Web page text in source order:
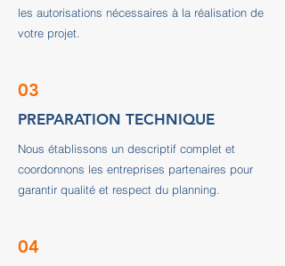
les autorisations nécessaires à la réalisation de
votre projet.
03
PREPARATION TECHNIQUE
Nous établissons un descriptif complet et
coordonnons les entreprises partenaires pour
garantir qualité et respect du planning.
04